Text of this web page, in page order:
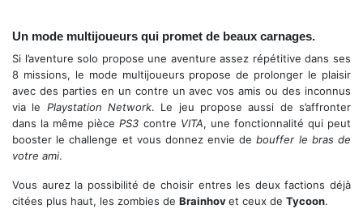
Un mode multijoueurs qui promet de beaux carnages.
Si l’aventure solo propose une aventure assez répétitive dans ses
8 missions, le mode multijoueurs propose de prolonger le plaisir
avec des parties en un contre un avec vos amis ou des inconnus
via le Playstation Network. Le jeu propose aussi de s’affronter
dans la même piècePS3 contre VITA, une fonctionnalité qui peut
booster le challenge et vous donnez envie debouffer le bras de
votre ami.
Vous aurez la possibilité de choisir entres les deux factions déjà
citées plus haut, les zombies de Brainhovet ceux de Tycoon.